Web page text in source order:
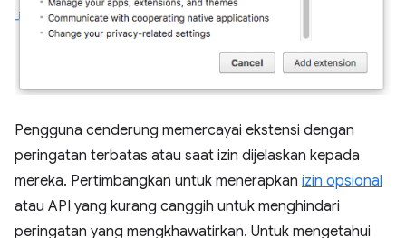
Pengguna cenderung memercayai ekstensi dengan
peringatan terbatas atau saat izin dijelaskan kepada
mereka. Pertimbangkan untuk menerapkan izin opsional
atau API yang kurang canggih untuk menghindari
peringatan yang mengkhawatirkan. Untuk mengetahui